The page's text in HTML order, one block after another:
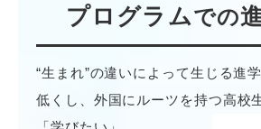
プログラムでの
“生まれ”の違いによって生じる進
低くし、外国にルーツを持つ高校